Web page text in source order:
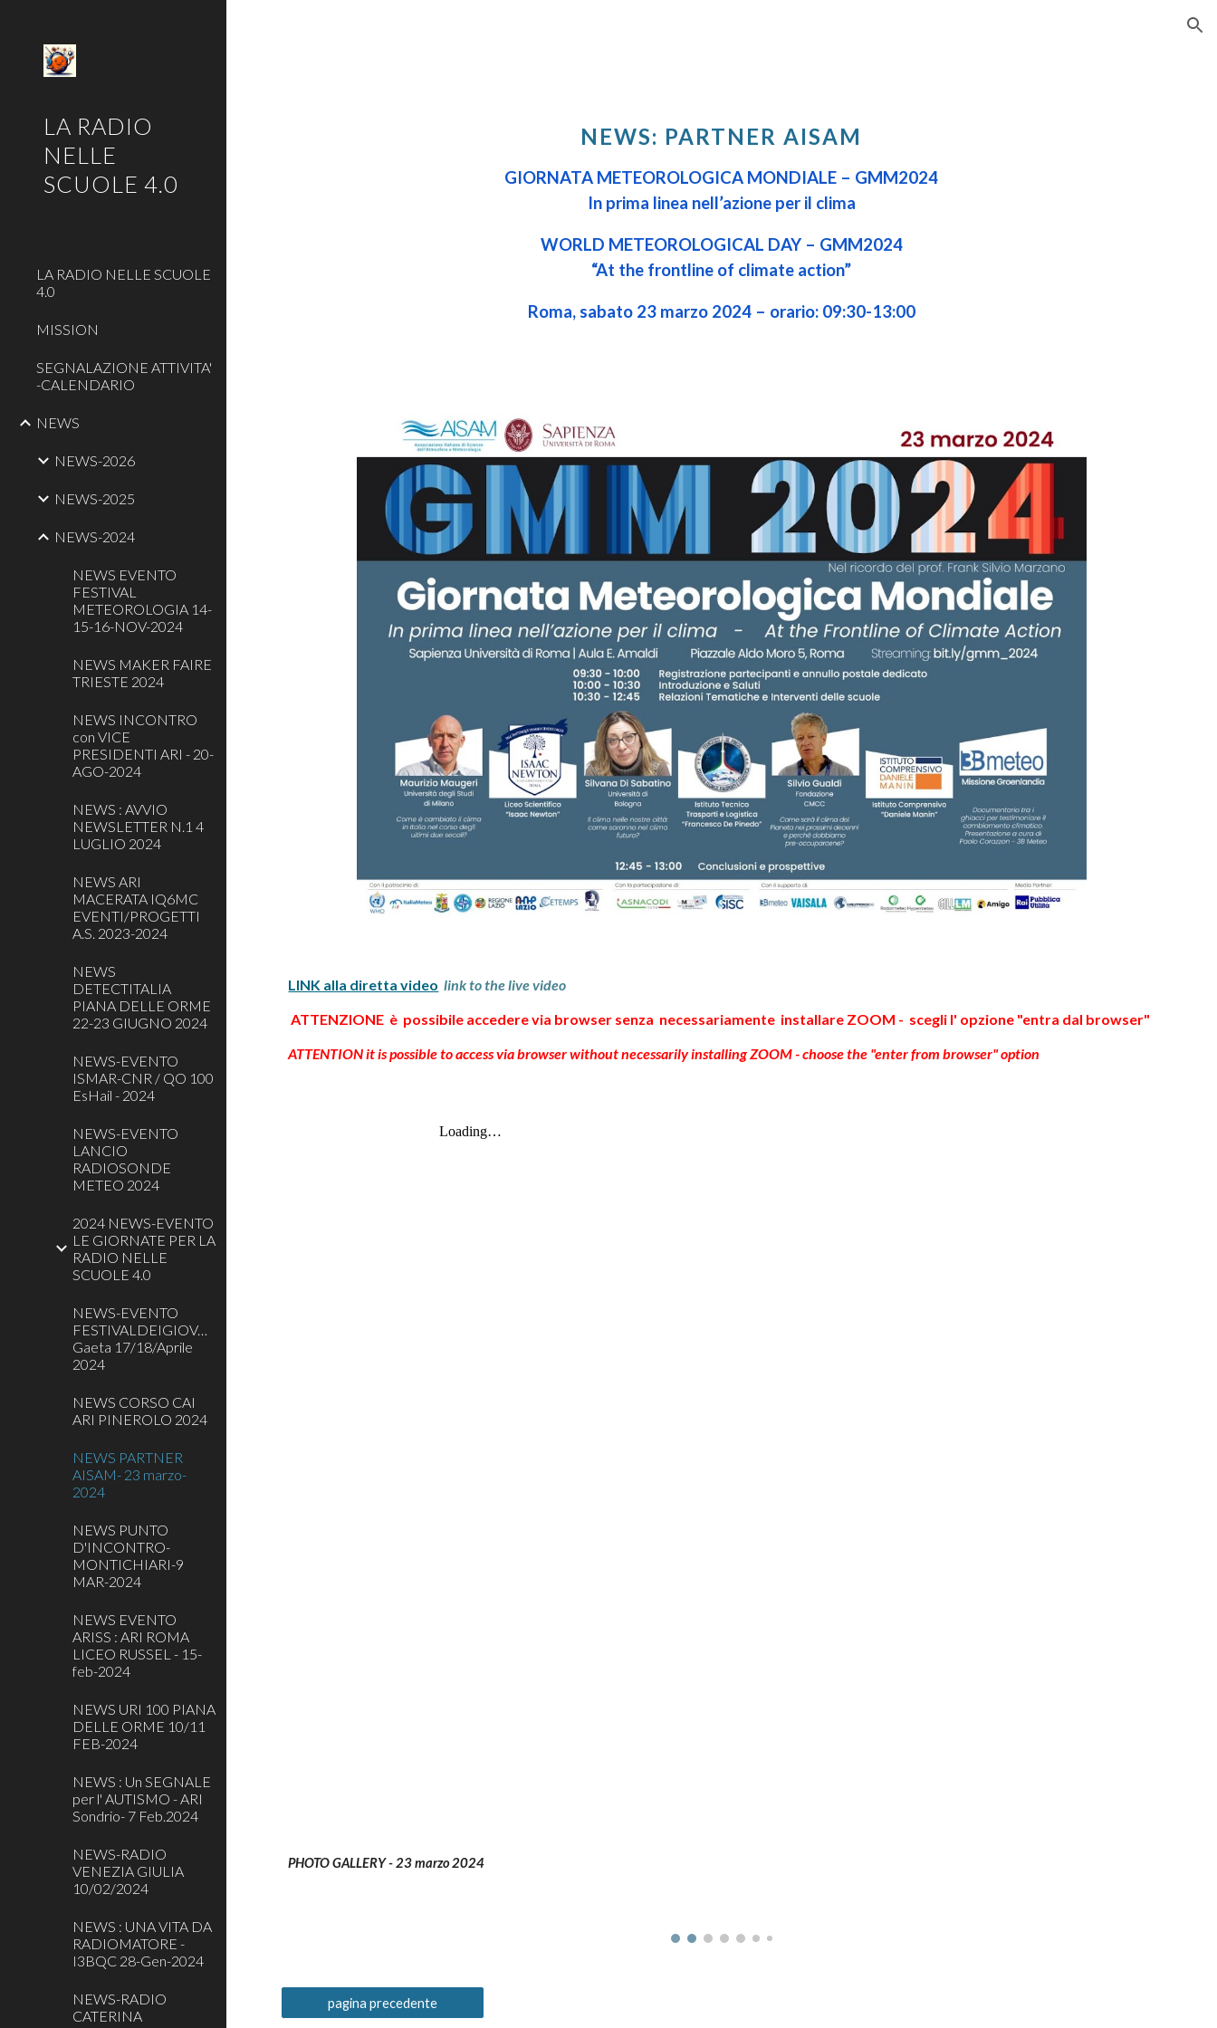
LA RADIO
NELLE
SCUOLE 4.0
LA RADIO NELLE SCUOLE
4.0
MISSION
SEGNALAZIONE ATTIVITA'
-CALENDARIO
NEWS
NEWS-2026
NEWS-2025
NEWS-2024
NEWS EVENTO
FESTIVAL
METEOROLOGIA 14-
15-16-NOV-2024
NEWS MAKER FAIRE
TRIESTE 2024
NEWS INCONTRO
con VICE
PRESIDENTI ARI - 20-
AGO-2024
NEWS : AVVIO
NEWSLETTER N.1 4
LUGLIO 2024
NEWS ARI
MACERATA IQ6MC
EVENTI/PROGETTI
A.S. 2023-2024
NEWS
DETECTITALIA
PIANA DELLE ORME
22-23 GIUGNO 2024
NEWS-EVENTO
ISMAR-CNR / QO 100
EsHail - 2024
NEWS-EVENTO
LANCIO
RADIOSONDE
METEO 2024
2024 NEWS-EVENTO
LE GIORNATE PER LA
RADIO NELLE
SCUOLE 4.0
NEWS-EVENTO
FESTIVALDEIGIOVANI
Gaeta 17/18/Aprile
2024
NEWS CORSO CAI
ARI PINEROLO 2024
NEWS PARTNER
AISAM- 23 marzo-
2024
NEWS PUNTO
D'INCONTRO-
MONTICHIARI-9
MAR-2024
NEWS EVENTO
ARISS : ARI ROMA
LICEO RUSSEL - 15-
feb-2024
NEWS URI 100 PIANA
DELLE ORME 10/11
FEB-2024
NEWS : Un SEGNALE
per l' AUTISMO - ARI
Sondrio- 7 Feb.2024
NEWS-RADIO
VENEZIA GIULIA
10/02/2024
NEWS : UNA VITA DA
RADIOMATORE -
I3BQC 28-Gen-2024
NEWS-RADIO
CATERINA
NEWS: PARTNER AISAM
GIORNATA METEOROLOGICA MONDIALE – GMM2024
In prima linea nell’azione per il clima
WORLD METEOROLOGICAL DAY – GMM2024
“At the frontline of climate action”
Roma, sabato 23 marzo 2024 – orario: 09:30-13:00
LINK alla diretta video link to the live video
ATTENZIONE è possibile accedere via browser senza necessariamente installare ZOOM - scegli l' opzione "entra dal browser"
ATTENTION it is possible to access via browser without necessarily installing ZOOM - choose the "enter from browser" option
PHOTO GALLERY - 23 marzo 2024
pagina precedente